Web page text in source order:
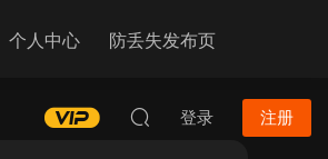
个人中心 防丢失发布页
登录 注册